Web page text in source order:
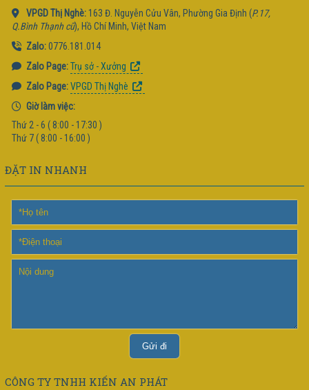
VPGD Thị Nghè:163 Đ. Nguyễn Cửu Vân, Phường Gia Định (P.17,
Q.Bình Thạnh cũ), Hồ Chí Minh, Việt Nam
Zalo:0776.181.014
Zalo Page: Trụ sở - Xưởng
Zalo Page: VPGD Thị Nghè
Giờ làm việc:
Thứ 2 - 6 ( 8:00 - 17:30 )
Thứ 7 ( 8:00 - 16:00 )
ĐẶT IN NHANH
CÔNG TY TNHH KIẾN AN PHÁT